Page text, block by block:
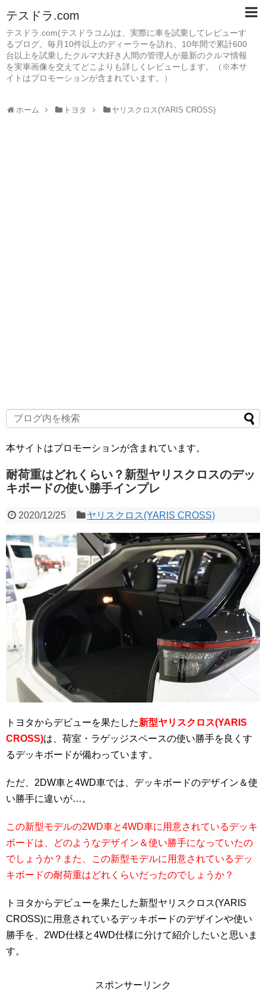
テスドラ.com
テスドラ.com(テスドラコム)は、実際に車を試乗してレビューす
るブログ。毎月10件以上のディーラーを訪れ、10年間で累計600
台以上を試乗したクルマ大好き人間の管理人が最新のクルマ情報
を実車画像を交えてどこよりも詳しくレビューします。（※本サ
イトはプロモーションが含まれています。）
ホーム トヨタ ヤリスクロス(YARIS CROSS)
本サイトはプロモーションが含まれています。
耐荷重はどれくらい？新型ヤリスクロスのデッ
キボードの使い勝手インプレ
2020/12/25 ヤリスクロス(YARIS CROSS)
トヨタからデビューを果たした新型ヤリスクロス(YARIS
CROSS)は、荷室・ラゲッジスペースの使い勝手を良くす
るデッキボードが備わっています。
ただ、2DW車と4WD車では、デッキボードのデザイン＆使
い勝手に違いが…。
この新型モデルの2WD車と4WD車に用意されているデッキ
ボードは、どのようなデザイン＆使い勝手になっていたの
でしょうか？また、この新型モデルに用意されているデッ
キボードの耐荷重はどれくらいだったのでしょうか？
トヨタからデビューを果たした新型ヤリスクロス(YARIS
CROSS)に用意されているデッキボードのデザインや使い
勝手を、2WD仕様と4WD仕様に分けて紹介したいと思いま
す。
スポンサーリンク